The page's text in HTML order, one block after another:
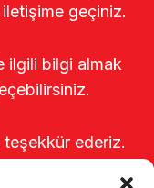
iletişime geçiniz.
ilgili bilgi almak
teşekkür ederiz.